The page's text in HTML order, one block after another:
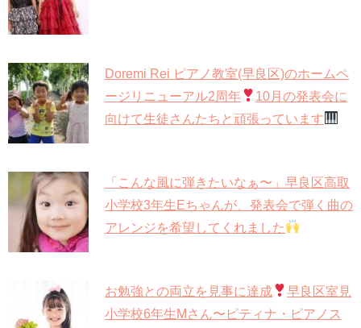
Doremi Rei ピアノ教室(早良区)のホームペ
ージリニューアル2周年
10月の発表会に
向けて生徒さんたちと頑張っています
「こんな風に弾きたいなぁ〜」早良区高取
小学校3年生Eちゃんが、発表会で弾く曲の
アレンジを希望してくれました
お勉強との両立を見事に達成
早良区室見
小学校6年生Mさん〜ピティナ・ピアノス